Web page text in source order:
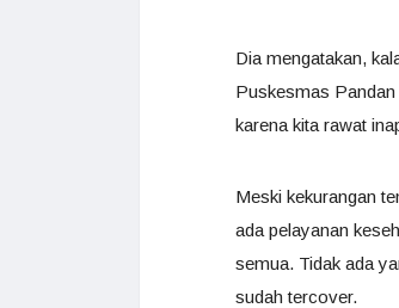
Dia mengatakan,
Puskesmas Pandan
karena kita rawat
Meski kekurangan
ada pelayanan
semua. Tidak ada
sudah tercover.